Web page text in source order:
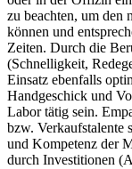
zu beachten, um den
können und
Zeiten. Durch die
(Schnelligkeit,
Einsatz ebenfalls
Handgeschick und
Labor tätig sein.
bzw.
und Kompetenz der
durch Investitionen